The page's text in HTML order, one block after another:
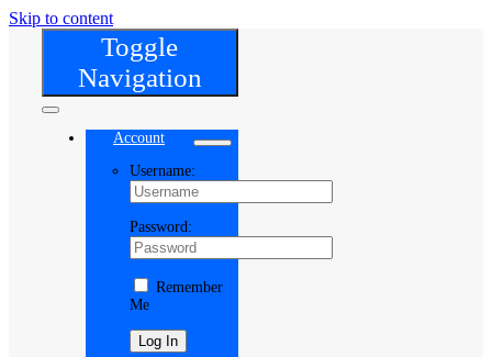
Skip to content
Toggle
Navigation
Account
Username:
Password:
Remember
Me